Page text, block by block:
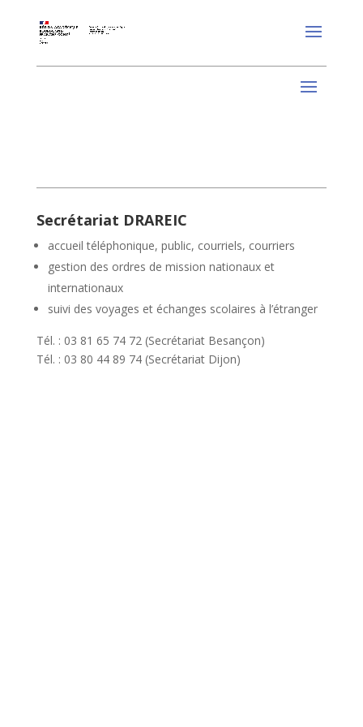
Secrétariat DRAREIC
accueil téléphonique, public, courriels, courriers
gestion des ordres de mission nationaux et
internationaux
suivi des voyages et échanges scolaires à l’étranger
Tél. : 03 81 65 74 72 (Secrétariat Besançon)
Tél. : 03 80 44 89 74 (Secrétariat Dijon)